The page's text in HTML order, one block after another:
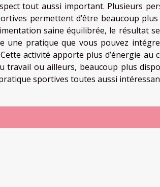
tout aussi important. Plusieurs
permettent d’être beaucoup
saine équilibrée, le résultat
une pratique que vous pouvez
activité apporte plus d’énergie au
travail ou ailleurs, beaucoup plus
sportives toutes aussi